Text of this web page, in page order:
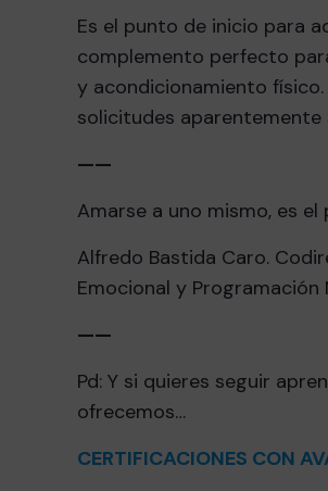
Es el punto de inicio para
complemento perfecto
y acondicionamiento
solicitudes aparentemente
——
Amarse a uno mismo, es
Alfredo Bastida Caro.
Emocional y
——
Pd: Y si quieres seguir
ofrecemos…
CERTIFICACIONES CON